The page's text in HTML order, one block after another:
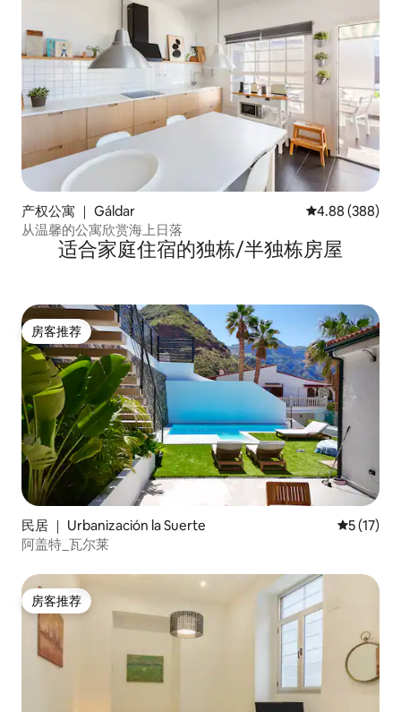
产权公寓 ｜ Gáldar 平均评分 4.88
4.88 (388)
从温馨的公寓欣赏海上日落
适合家庭住宿的独栋/半独栋房屋
房客推荐
房客推荐
民居 ｜ Urbanización la Suerte 平均评分
5 (17)
阿盖特_瓦尔莱
房客推荐
房客推荐